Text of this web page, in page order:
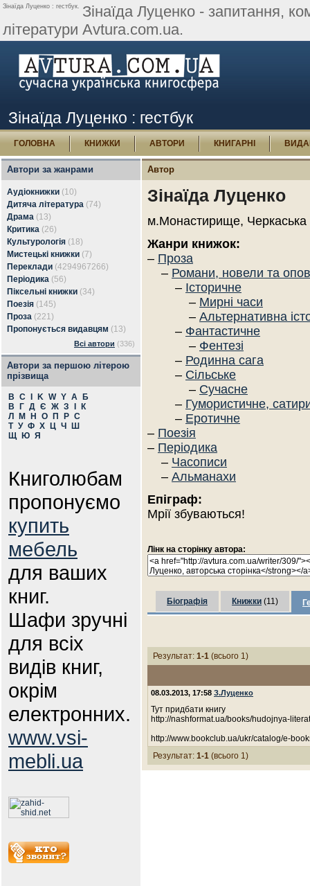
Зінаїда Луценко : гестбук. Зінаїда Луценко - запитання,
літератури Avtura.com.ua.
Зінаїда Луценко : гестбук
ГОЛОВНА КНИЖКИ АВТОРИ КНИГАРНІ
Автори за жанрами
Аудіокнижки (10)
Дитяча література (74)
Драма (13)
Критика (26)
Культурологія (18)
Мистецькі книжки (7)
Переклади (4294967266)
Періодика (56)
Піксельні книжки (34)
Поезія (145)
Проза (221)
Пропонується видавцям (13)
Всі автори (336)
Автори за першою літерою
прізвища
B C K W Y А
Б
В
Г Д Є Ж З
К
Л
М Н О П Р С
Т У Ф Х Ц Ч
Ш
Щ
Ю Я
Книголюбам
пропонуємо
купить
мебель
для ваших
книг.
Шафи зручні
для всіх
видів книг,
окрім
електронних.
www.vsi-
mebli.ua
Автор
Зінаїда Луценко
м.Монастирище, Черкаська
Жанри книжок:
– Проза
– Романи, новели та
– Історичне
– Мирні часи
– Альтернативна
– Фантастичне
– Фентезі
– Родинна сага
– Сільське
– Сучасне
– Гумористичне,
– Еротичне
– Поезія
– Періодика
– Часописи
– Альманахи
Епіграф:
Мрії збуваються!
Лінк на сторінку автора:
Біографія Книжки (11)
Результат: 1-1 (всього 1)
08.03.2013, 17:58 З.Луценко
Тут придбати книгу
http://nashformat.ua/books/hudojnya-
http://www.bookclub.ua/ukr/catalog/e-
Результат: 1-1 (всього 1)